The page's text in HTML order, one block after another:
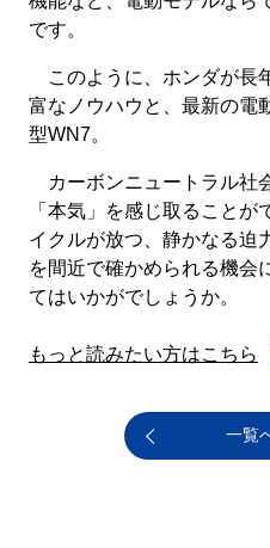
です。
このように、ホンダが長
富なノウハウと、最新の電
型WN7。
カーボンニュートラル社
「本気」を感じ取ること
イクルが放つ、静かなる迫
を間近で確かめられる機会
てはいかがでしょうか。
もっと読みたい方はこちら
一覧